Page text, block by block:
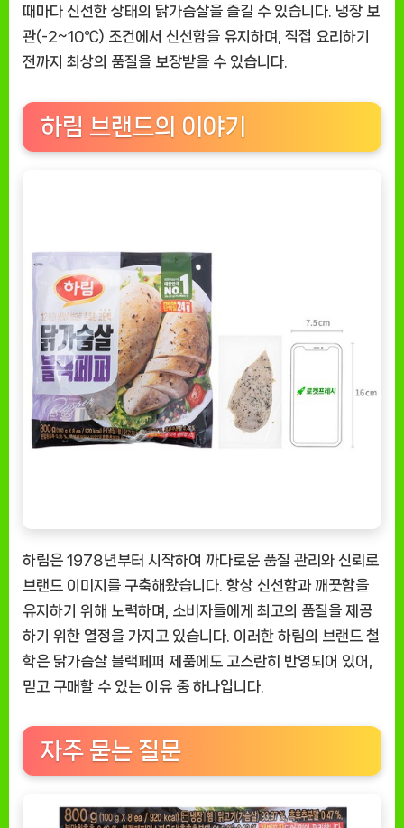
때마다 신선한 상태의 닭가슴살을 즐길 수 있습니다. 냉장 보
관(-2~10℃) 조건에서 신선함을 유지하며, 직접 요리하기
전까지 최상의 품질을 보장받을 수 있습니다.
하림 브랜드의 이야기
하림은 1978년부터 시작하여 까다로운 품질 관리와 신뢰로
브랜드 이미지를 구축해왔습니다. 항상 신선함과 깨끗함을
유지하기 위해 노력하며, 소비자들에게 최고의 품질을 제공
하기 위한 열정을 가지고 있습니다. 이러한 하림의 브랜드 철
학은 닭가슴살 블랙페퍼 제품에도 고스란히 반영되어 있어,
믿고 구매할 수 있는 이유 중 하나입니다.
자주 묻는 질문